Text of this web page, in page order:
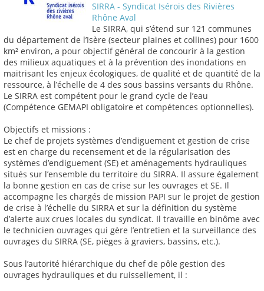
SIRRA - Syndicat Isérois des Rivières
Rhône Aval
Le SIRRA, qui s’étend sur 121 communes
du département de l’Isère (secteur plaines et collines) pour 1600
km² environ, a pour objectif général de concourir à la gestion
des milieux aquatiques et à la prévention des inondations en
maitrisant les enjeux écologiques, de qualité et de quantité de la
ressource, à l‛échelle de 4 des sous bassins versants du Rhône.
Le SIRRA est compétent pour le grand cycle de l’eau
(Compétence GEMAPI obligatoire et compétences optionnelles).
Objectifs et missions :
Le chef de projets systèmes d’endiguement et gestion de crise
est en charge du recensement et de la régularisation des
systèmes d’endiguement (SE) et aménagements hydrauliques
situés sur l’ensemble du territoire du SIRRA. Il assure également
la bonne gestion en cas de crise sur les ouvrages et SE. Il
accompagne les chargés de mission PAPI sur le projet de gestion
de crise à l’échelle du SIRRA et sur la définition du système
d’alerte aux crues locales du syndicat. Il travaille en binôme avec
le technicien ouvrages qui gère l’entretien et la surveillance des
ouvrages du SIRRA (SE, pièges à graviers, bassins, etc.).
Sous l’autorité hiérarchique du chef de pôle gestion des
ouvrages hydrauliques et du ruissellement, il :